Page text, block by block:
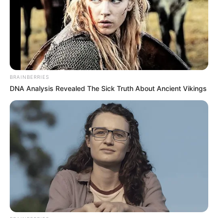
BRAINBERRIES
DNA Analysis Revealed The Sick Truth About Ancient Vikings